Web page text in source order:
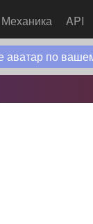
Механика API
аватар по